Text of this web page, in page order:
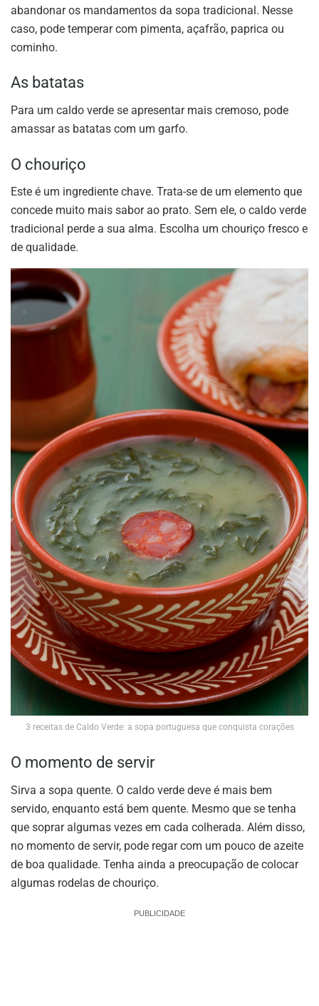
abandonar os mandamentos da sopa tradicional. Nesse
caso, pode temperar com pimenta, açafrão, paprica ou
cominho.
As batatas
Para um caldo verde se apresentar mais cremoso, pode
amassar as batatas com um garfo.
O chouriço
Este é um ingrediente chave. Trata-se de um elemento que
concede muito mais sabor ao prato. Sem ele, o caldo verde
tradicional perde a sua alma. Escolha um chouriço fresco e
de qualidade.
3 receitas de Caldo Verde: a sopa portuguesa que conquista corações
O momento de servir
Sirva a sopa quente. O caldo verde deve é mais bem
servido, enquanto está bem quente. Mesmo que se tenha
que soprar algumas vezes em cada colherada. Além disso,
no momento de servir, pode regar com um pouco de azeite
de boa qualidade. Tenha ainda a preocupação de colocar
algumas rodelas de chouriço.
PUBLICIDADE